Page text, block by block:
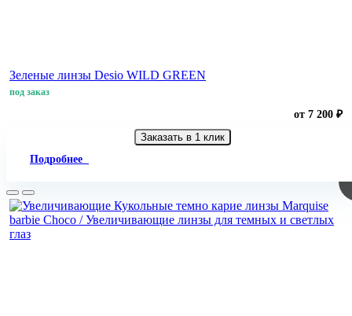
Зеленые линзы Desio WILD GREEN
под заказ
от 7 200 ₽
Заказать в 1 клик
Подробнее